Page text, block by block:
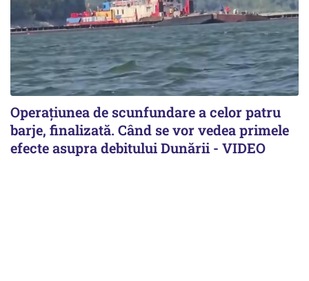
Operațiunea de scunfundare a celor patru
barje, finalizată. Când se vor vedea primele
efecte asupra debitului Dunării - VIDEO